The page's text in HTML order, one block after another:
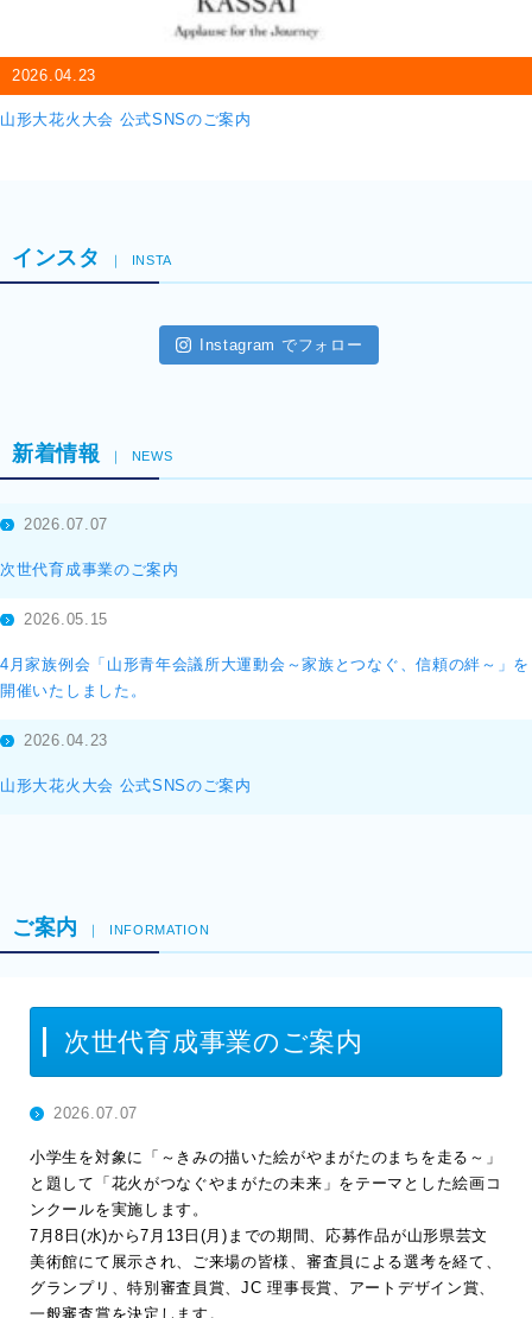
2026.04.23
山形大花火大会 公式SNSのご案内
インスタ INSTA
Instagram でフォロー
新着情報 NEWS
2026.07.07
次世代育成事業のご案内
2026.05.15
4月家族例会「山形青年会議所大運動会～家族とつなぐ、信頼の絆～」を
開催いたしました。
2026.04.23
山形大花火大会 公式SNSのご案内
ご案内 INFORMATION
次世代育成事業のご案内
2026.07.07
小学生を対象に「～きみの描いた絵がやまがたのまちを走る～」
と題して「花火がつなぐやまがたの未来」をテーマとした絵画コ
ンクールを実施します。
7月8日(水)から7月13日(月)までの期間、応募作品が山形県芸文
美術館にて展示され、ご来場の皆様、審査員による選考を経て、
グランプリ、特別審査員賞、JC 理事長賞、アートデザイン賞、
一般審査賞を決定します。